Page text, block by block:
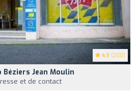
4.5 (200)
Jean Moulin
et de contact